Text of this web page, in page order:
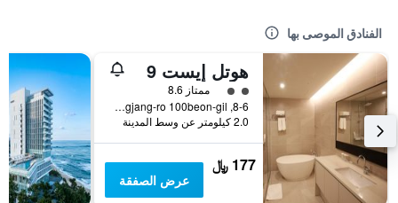
الفنادق الموصى بها
هوتل إيست 9
تقييم فئة 2
ممتاز 8.6
8-6, Gyodonggwangjang-ro 100beon-gil, كانغنونغ, كوريا الجنوبية
2.0 كيلومتر عن وسط المدينة
177 ﷼
عرض الصفقة